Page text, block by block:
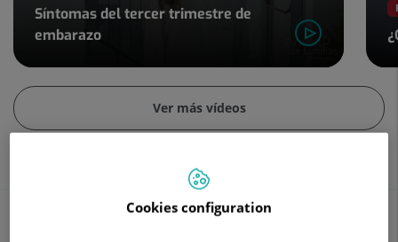
Síntomas del tercer trimestre de
embarazo
2
de
4
Ver más vídeos
Cookies configuration